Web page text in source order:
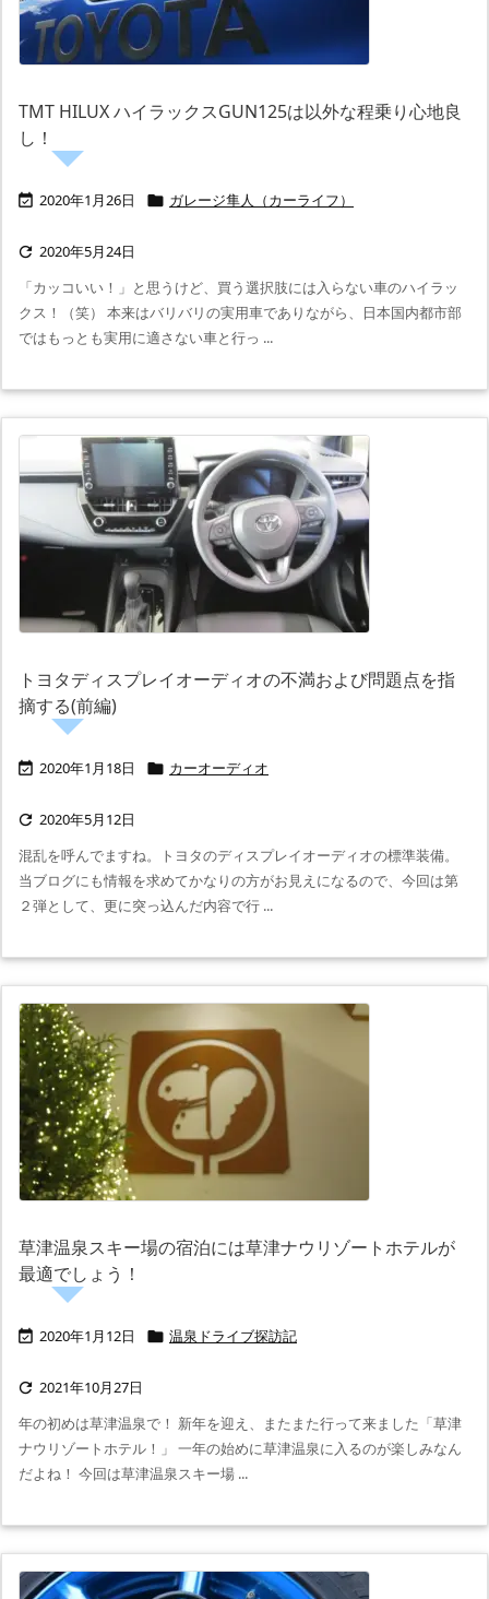
TMT HILUX ハイラックスGUN125は以外な程乗り心地良
し！
 2020年1月26日  ガレージ隼人（カーライフ）
 2020年5月24日
「カッコいい！」と思うけど、買う選択肢には入らない車のハイラッ
クス！（笑） 本来はバリバリの実用車でありながら、日本国内都市部
ではもっとも実用に適さない車と行っ ...
トヨタディスプレイオーディオの不満および問題点を指
摘する(前編)
 2020年1月18日  カーオーディオ
 2020年5月12日
混乱を呼んでますね。トヨタのディスプレイオーディオの標準装備。
当ブログにも情報を求めてかなりの方がお見えになるので、今回は第
２弾として、更に突っ込んだ内容で行 ...
草津温泉スキー場の宿泊には草津ナウリゾートホテルが
最適でしょう！
 2020年1月12日  温泉ドライブ探訪記
 2021年10月27日
年の初めは草津温泉で！ 新年を迎え、またまた行って来ました「草津
ナウリゾートホテル！」 一年の始めに草津温泉に入るのが楽しみなん
だよね！ 今回は草津温泉スキー場 ...